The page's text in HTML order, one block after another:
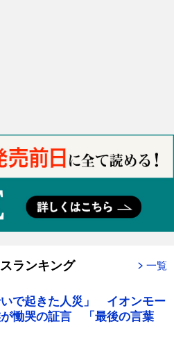
ランキング 一覧
いで起きた人災」 イオンモー
慟哭の証言 「最後の言葉